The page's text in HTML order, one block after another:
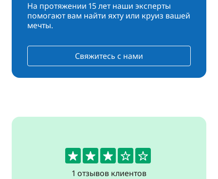
На протяжении 15 лет наши эксперты
помогают вам найти яхту или круиз вашей
мечты.
Свяжитесь с нами
3
1 отзывов клиентов